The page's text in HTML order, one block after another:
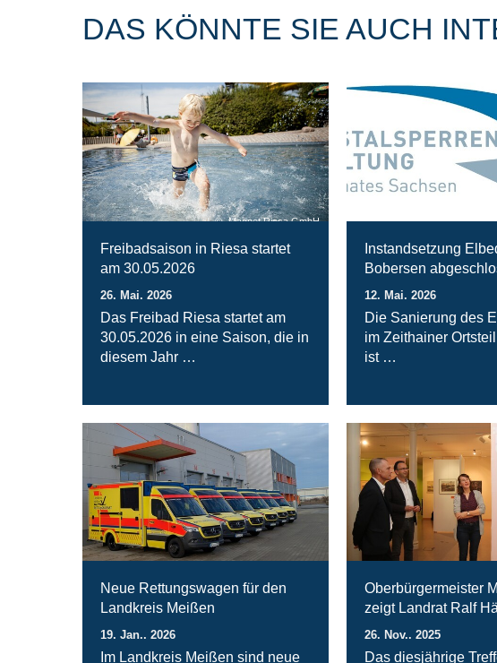
DAS KÖNNTE SIE AUCH
Magnet Riesa GmbH
Freibadsaison in Riesa startet
am 30.05.2026
26. Mai. 2026
Das Freibad Riesa startet am
30.05.2026 in eine Saison, die in
diesem Jahr …
Instandsetzung
Bobersen
12. Mai. 2026
Die Sanierung des
im Zeithainer
ist …
Neue Rettungswagen für den
Landkreis Meißen
19. Jan.. 2026
Im Landkreis Meißen sind neue
Oberbürgermeister
zeigt Landrat Ralf
26. Nov.. 2025
Das diesjährige